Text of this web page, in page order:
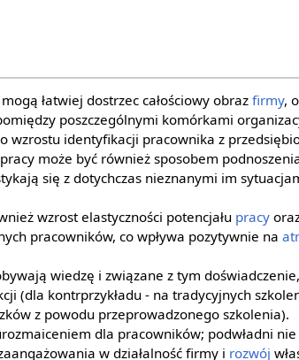
łatwiej dostrzec całościowy obraz firmy,
poszczególnymi komórkami
wzrostu identyfikacji pracownika z
może być również sposobem
się z dotychczas nieznanymi im
wzrost elastyczności potencjału pracy
pracowników, co wpływa pozytywnie na
wiedzę i związane z tym
(dla kontrprzykładu - na tradycyjnych
z powodu przeprowadzonego szkolenia).
dla pracowników; podwładni
w działalność firmy i rozwój